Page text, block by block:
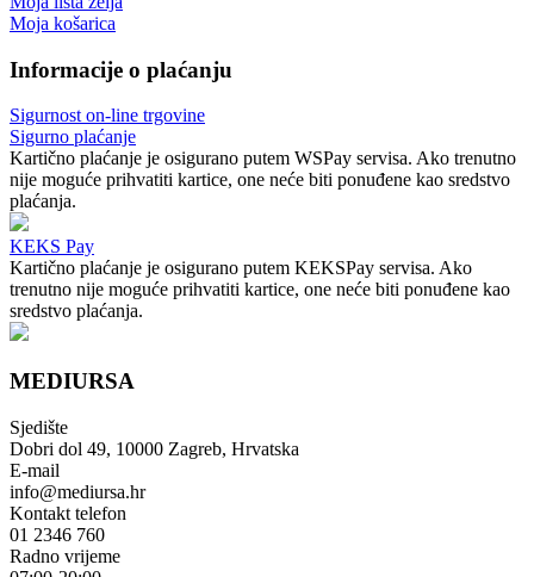
Moja košarica
Informacije o plaćanju
Sigurnost on-line trgovine
Sigurno plaćanje
Kartično plaćanje je osigurano putem WSPay servisa. Ako trenutno
nije moguće prihvatiti kartice, one neće biti ponuđene kao sredstvo
plaćanja.
KEKS Pay
Kartično plaćanje je osigurano putem KEKSPay servisa. Ako
trenutno nije moguće prihvatiti kartice, one neće biti ponuđene kao
sredstvo plaćanja.
MEDIURSA
Sjedište
Dobri dol 49, 10000 Zagreb, Hrvatska
E-mail
info@mediursa.hr
Kontakt telefon
01 2346 760
Radno vrijeme